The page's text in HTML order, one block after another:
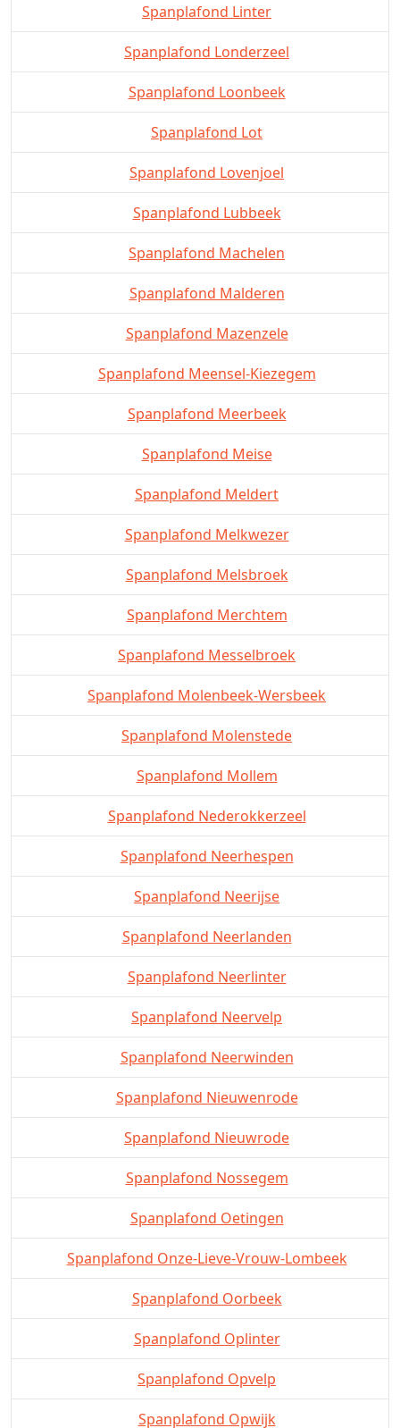
Spanplafond Linter
Spanplafond Londerzeel
Spanplafond Loonbeek
Spanplafond Lot
Spanplafond Lovenjoel
Spanplafond Lubbeek
Spanplafond Machelen
Spanplafond Malderen
Spanplafond Mazenzele
Spanplafond Meensel-Kiezegem
Spanplafond Meerbeek
Spanplafond Meise
Spanplafond Meldert
Spanplafond Melkwezer
Spanplafond Melsbroek
Spanplafond Merchtem
Spanplafond Messelbroek
Spanplafond Molenbeek-Wersbeek
Spanplafond Molenstede
Spanplafond Mollem
Spanplafond Nederokkerzeel
Spanplafond Neerhespen
Spanplafond Neerijse
Spanplafond Neerlanden
Spanplafond Neerlinter
Spanplafond Neervelp
Spanplafond Neerwinden
Spanplafond Nieuwenrode
Spanplafond Nieuwrode
Spanplafond Nossegem
Spanplafond Oetingen
Spanplafond Onze-Lieve-Vrouw-Lombeek
Spanplafond Oorbeek
Spanplafond Oplinter
Spanplafond Opvelp
Spanplafond Opwijk